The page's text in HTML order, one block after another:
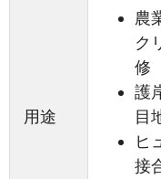
用途
農
ク
修
護
目
ヒ
接